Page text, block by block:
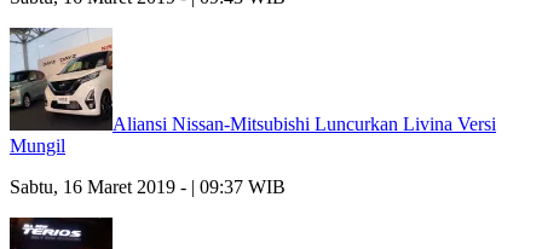
Aliansi Nissan-Mitsubishi Luncurkan Livina Versi
Mungil
Sabtu, 16 Maret 2019 - | 09:37 WIB